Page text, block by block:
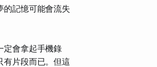
的記憶可能會流失
定會拿起手機錄
有片段而已。但這